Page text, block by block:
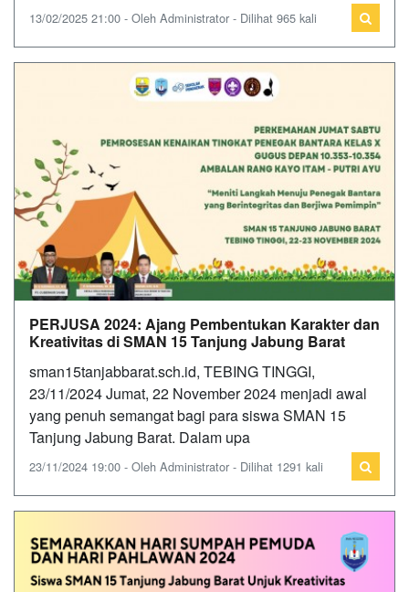
13/02/2025 21:00 - Oleh Administrator - Dilihat 965 kali
PERJUSA 2024: Ajang Pembentukan Karakter dan
Kreativitas di SMAN 15 Tanjung Jabung Barat
sman15tanjabbarat.sch.id, TEBING TINGGI,
23/11/2024 Jumat, 22 November 2024 menjadi awal
yang penuh semangat bagi para siswa SMAN 15
Tanjung Jabung Barat. Dalam upa
23/11/2024 19:00 - Oleh Administrator - Dilihat 1291 kali